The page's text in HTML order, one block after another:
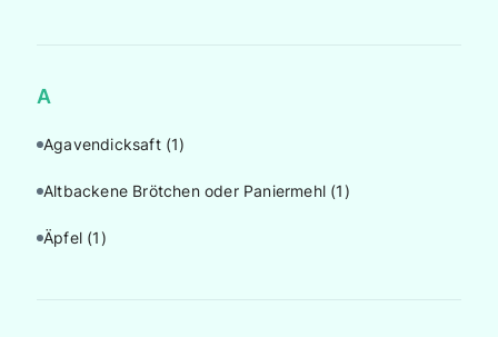
A
Agavendicksaft (1)
Altbackene Brötchen oder Paniermehl (1)
Äpfel (1)